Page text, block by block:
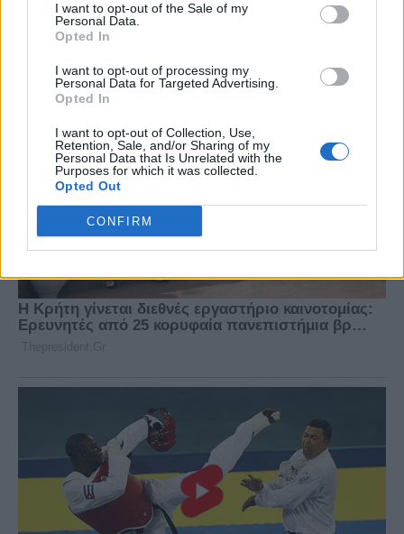
I want to opt-out of the Sale of my
Personal Data.
Opted In
I want to opt-out of processing my
Personal Data for Targeted Advertising.
Opted In
I want to opt-out of Collection, Use,
Retention, Sale, and/or Sharing of my
Personal Data that Is Unrelated with the
Purposes for which it was collected.
Opted Out
CONFIRM